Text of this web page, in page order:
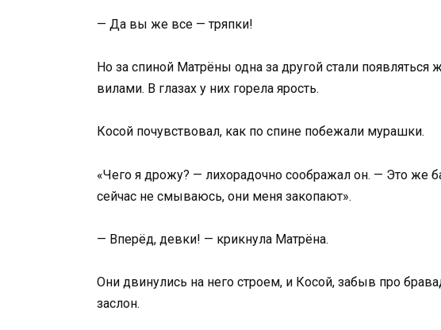
— Да вы же все — тряпки!
Но за спиной Матрёны одна за другой стали
вилами. В глазах у них горела ярость.
Косой почувствовал, как по спине побежали мурашки.
«Чего я дрожу? — лихорадочно соображал он. — Это же
сейчас не смываюсь, они меня закопают».
— Вперёд, девки! — крикнула Матрёна.
Они двинулись на него строем, и Косой, забыв про
заслон.